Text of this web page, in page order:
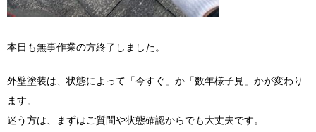
本日も無事作業の方終了しました。
外壁塗装は、状態によって「今すぐ」か「数年様子見」かが変わり
ます。
迷う方は、まずはご質問や状態確認からでも大丈夫です。